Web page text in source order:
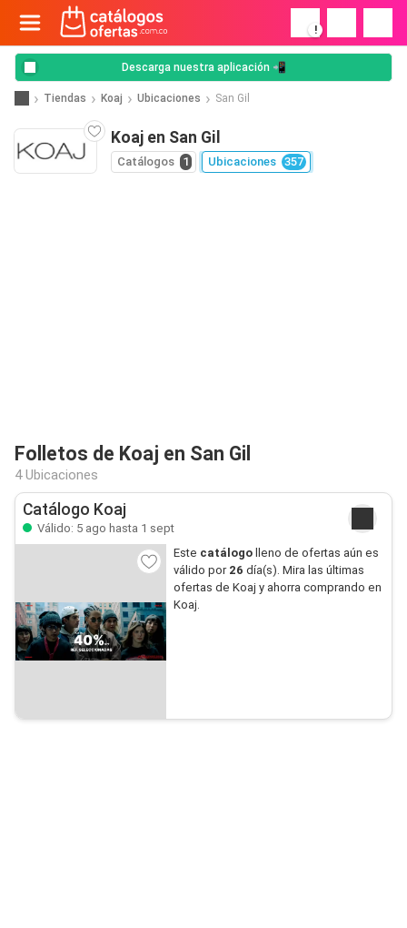
!
Descarga nuestra aplicación 📲
Tiendas Koaj Ubicaciones San Gil
Koaj en San Gil
Catálogos 1 Ubicaciones 357
Folletos de Koaj en San Gil
4 Ubicaciones
Catálogo Koaj
Válido: 5 ago hasta 1 sept
Este catálogolleno de ofertas aún es
válido por 26 día(s). Mira las últimas
ofertas de Koaj y ahorra comprando en
Koaj.